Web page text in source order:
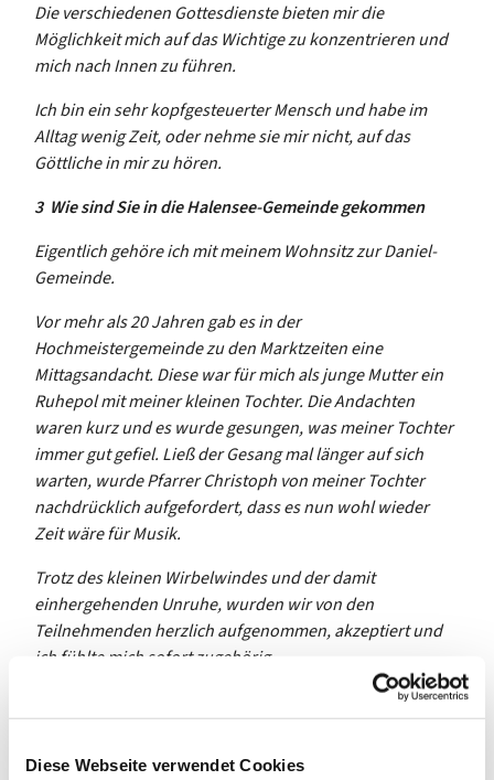
Diese Webseite verwendet Cookies
Die verschiedenen Gottesdienste bieten mir die
Möglichkeit mich auf das Wichtige zu konzentrieren und
mich nach Innen zu führen.
Ich bin ein sehr kopfgesteuerter Mensch und habe im
Alltag wenig Zeit, oder nehme sie mir nicht, auf das
Göttliche in mir zu hören.
3 Wie sind Sie in die Halensee-Gemeinde gekommen
Eigentlich gehöre ich mit meinem Wohnsitz zur Daniel-
Gemeinde.
Vor mehr als 20 Jahren gab es in der
Hochmeistergemeinde zu den Marktzeiten eine
Mittagsandacht. Diese war für mich als junge Mutter ein
Ruhepol mit meiner kleinen Tochter. Die Andachten
waren kurz und es wurde gesungen, was meiner Tochter
immer gut gefiel. Ließ der Gesang mal länger auf sich
warten, wurde Pfarrer Christoph von meiner Tochter
nachdrücklich aufgefordert, dass es nun wohl wieder
Zeit wäre für Musik.
Trotz des kleinen Wirbelwindes und der damit
einhergehenden Unruhe, wurden wir von den
Teilnehmenden herzlich aufgenommen, akzeptiert und
ich fühlte mich sofort zugehörig.
Pfarrerin Benus-Dreyer sprach mich Monate später an
kandidieren würde. Ich nahm freudig an, ließ mich